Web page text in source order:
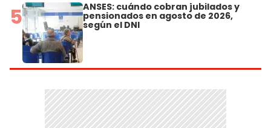
5 ANSES: cuándo cobran jubilados y
pensionados en agosto de 2026,
según el DNI